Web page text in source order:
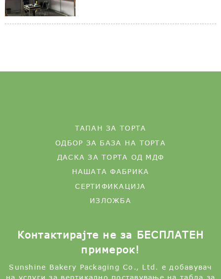
ТАПАН ЗА ТОРТА
ОДБОР ЗА БАЗА НА ТОРТА
ДАСКА ЗА ТОРТА ОД МДФ
НАШАТА ФАБРИКА
СЕРТИФИКАЦИЈА
ИЗЛОЖБА
Контактирајте не за БЕСПЛАТЕН
примерок!
Sunshine Bakery Packaging Co., Ltd. е добавувач